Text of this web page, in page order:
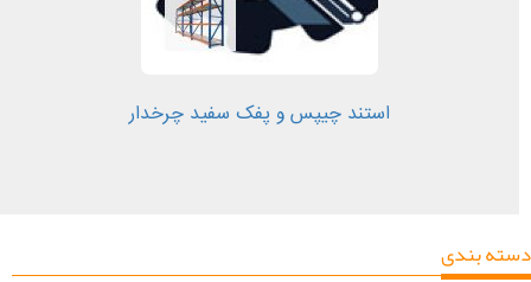
استند چیپس و پفک سفید چرخدار
دسته بندی